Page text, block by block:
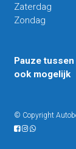
Zaterdag
Zondag
Pauze
ook mogelijk
© Copyright